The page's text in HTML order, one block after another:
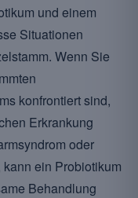
und einem
Situationen
Wenn Sie
konfrontiert sind,
Erkrankung
oder
ein Probiotikum
Behandlung